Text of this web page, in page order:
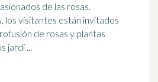
de las rosas.
los visitantes están invitados
de rosas y plantas
jardi ...